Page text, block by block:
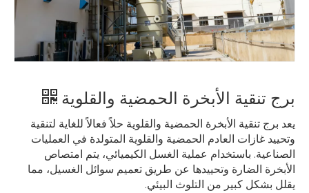
برج تنقية الأبخرة الحمضية والقلوية
يعد برج تنقية الأبخرة الحمضية والقلوية حلاً فعالاً للغاية لتنقية
وتحييد غازات العادم الحمضية والقلوية المتولدة في العمليات
الصناعية. باستخدام عملية الغسل الكيميائي، يتم امتصاص
الأبخرة الضارة وتحييدها عن طريق تعميم سوائل الغسيل، مما
يقلل بشكل كبير من التلوث البيئي.